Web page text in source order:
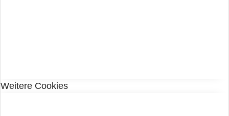
Weitere Cookies